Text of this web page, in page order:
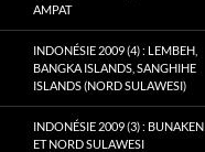
AMPAT
INDONÉSIE 2009 (4) : LEMBEH,
BANGKA ISLANDS, SANGHIHE
ISLANDS (NORD SULAWESI)
INDONÉSIE 2009 (3) : BUNAKEN
ET NORD SULAWESI